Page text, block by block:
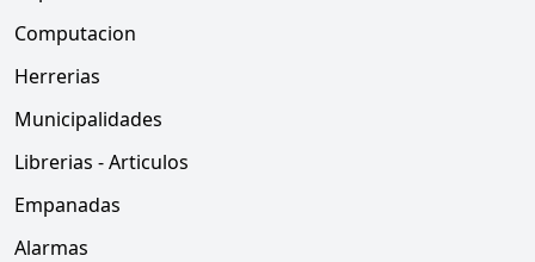
Computacion
Herrerias
Municipalidades
Librerias - Articulos
Empanadas
Alarmas